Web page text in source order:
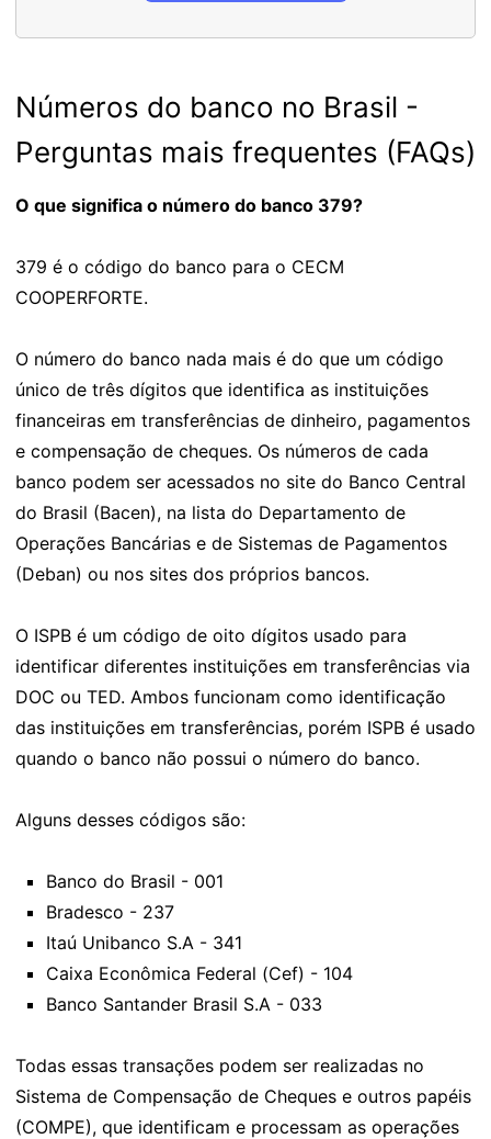
Números do banco no Brasil -
Perguntas mais frequentes (FAQs)
O que significa o número do banco 379?
379 é o código do banco para o CECM
COOPERFORTE.
O número do banco nada mais é do que um código
único de três dígitos que identifica as instituições
financeiras em transferências de dinheiro, pagamentos
e compensação de cheques. Os números de cada
banco podem ser acessados no site do Banco Central
do Brasil (Bacen), na lista do Departamento de
Operações Bancárias e de Sistemas de Pagamentos
(Deban) ou nos sites dos próprios bancos.
O ISPB é um código de oito dígitos usado para
identificar diferentes instituições em transferências via
DOC ou TED. Ambos funcionam como identificação
das instituições em transferências, porém ISPB é usado
quando o banco não possui o número do banco.
Alguns desses códigos são:
Banco do Brasil - 001
Bradesco - 237
Itaú Unibanco S.A - 341
Caixa Econômica Federal (Cef) - 104
Banco Santander Brasil S.A - 033
Todas essas transações podem ser realizadas no
Sistema de Compensação de Cheques e outros papéis
(COMPE), que identificam e processam as operações